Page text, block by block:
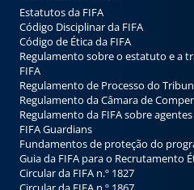
Estatutos da FIFA
Código Disciplinar da FIFA
Código de Ética da FIFA
Regulamento sobre o estatuto e a
FIFA
Regulamento de Processo do
Regulamento da Câmara de
Regulamento da FIFA sobre
FIFA Guardians
Fundamentos de proteção do
Guia da FIFA para o Recrutamento
Circular da FIFA n.º 1827